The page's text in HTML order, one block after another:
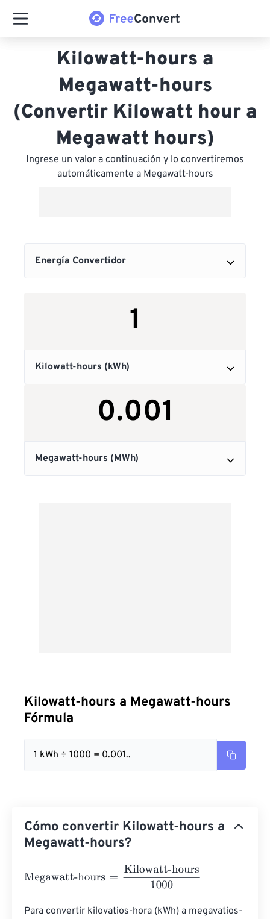
Kilowatt-hours a
Megawatt-hours
(Convertir Kilowatt hour a
Megawatt hours)
Ingrese un valor a continuación y lo convertiremos
automáticamente a Megawatt-hours
Kilowatt-hours a Megawatt-hours
Fórmula
1 kWh ÷ 1000 = 0.001..
Cómo convertir Kilowatt-hours a
Megawatt-hours?
Megawatt-hours Kilowatt-hours1000
Para convertir kilovatios-hora (kWh) a megavatios-